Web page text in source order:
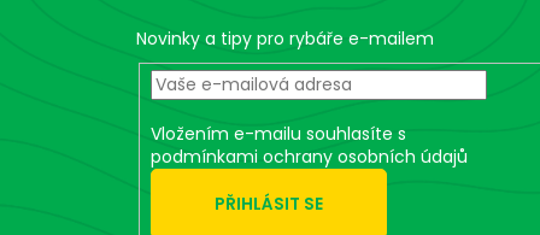
Novinky a tipy pro rybáře e-mailem
Vložením e-mailu souhlasíte s
podmínkami ochrany osobních údajů
PŘIHLÁSIT SE